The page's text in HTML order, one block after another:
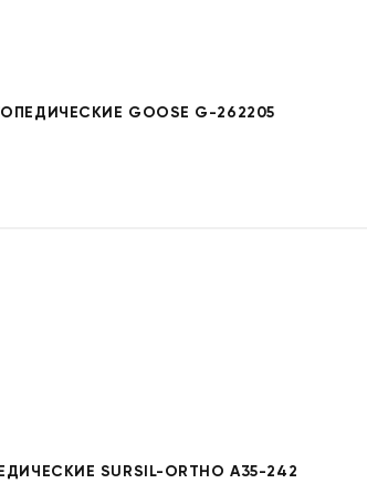
GOOSE G-262205
SURSIL-ORTHO A35-242